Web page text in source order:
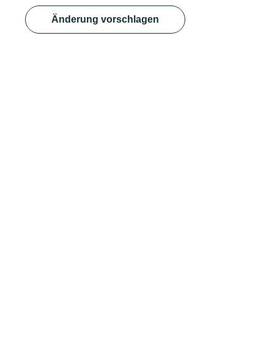
Änderung vorschlagen